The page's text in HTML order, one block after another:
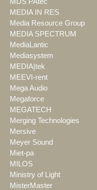
MEDIA IN RES
Media Resource Group
MEDIA SPECTRUM
MediaLantic
Mediasystem
MEDIA|tek
MEEVI-rent
Mega Audio
Megaforce
MEGATECH
Merging Technologies
Mersive
Meyer Sound
Miet-pa
MILOS
Ministry of Light
MisterMaster